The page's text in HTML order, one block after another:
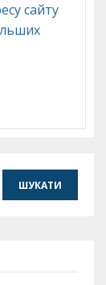
сайту